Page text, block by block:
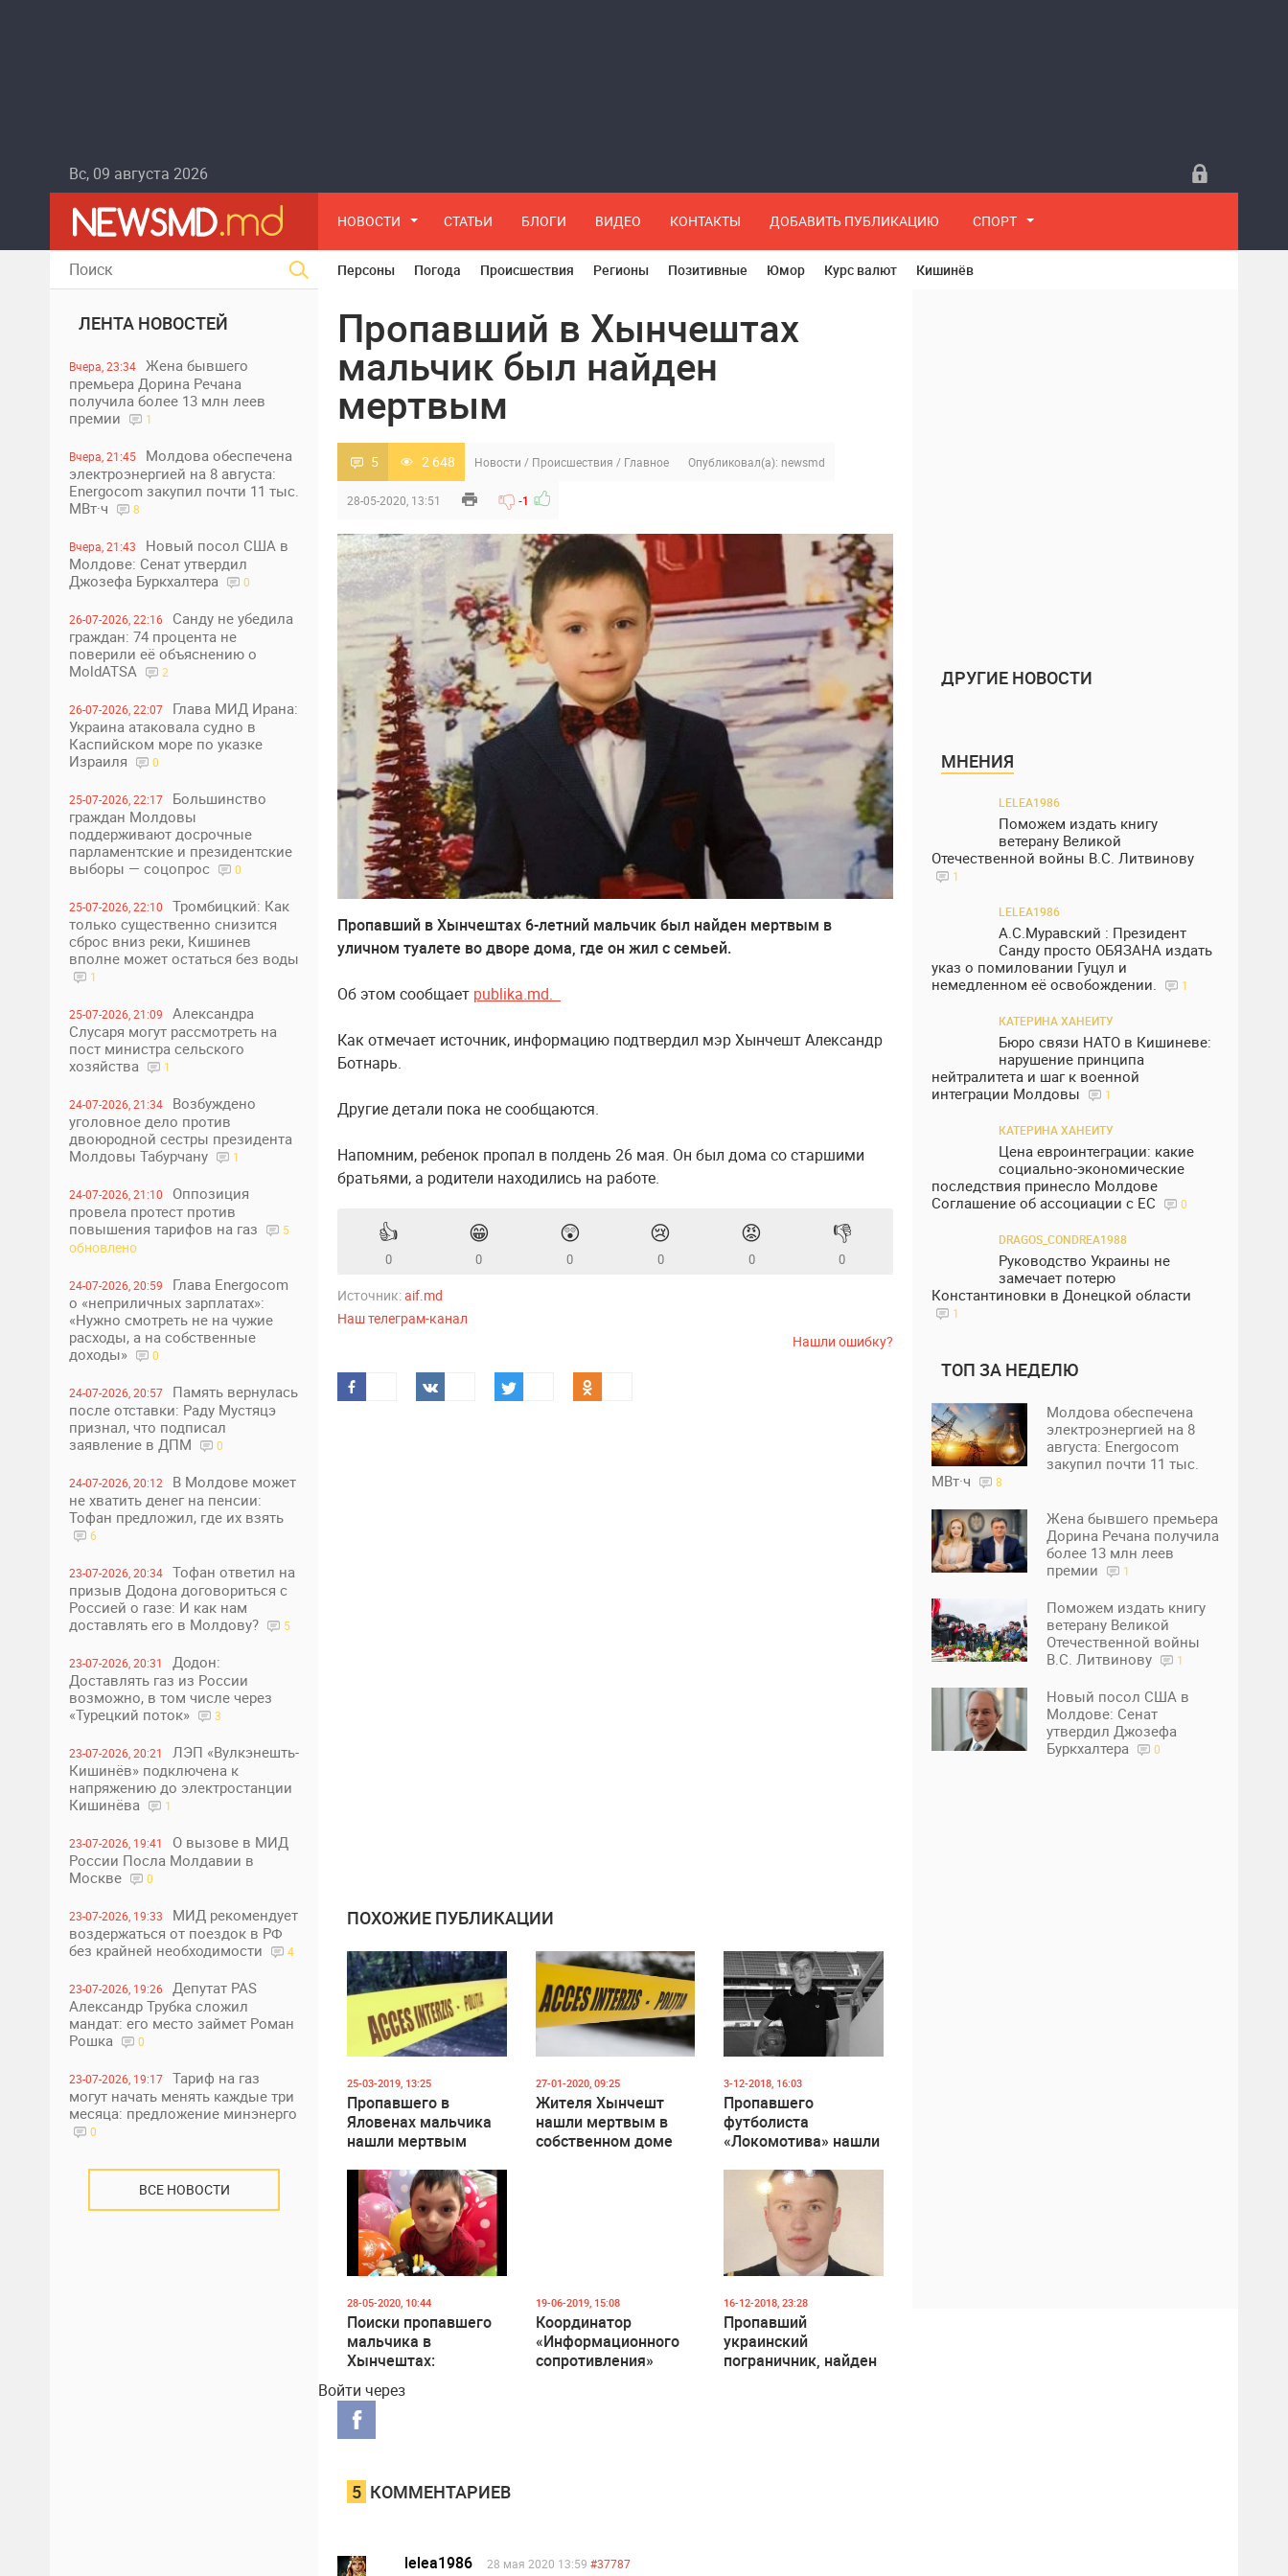
Вс, 09 августа 2026
НОВОСТИ СТАТЬИ БЛОГИ ВИДЕО КОНТАКТЫ ДОБАВИТЬ ПУБЛИКАЦИЮ СПОРТ
ЛЕНТА НОВОСТЕЙ
Вчера, 23:34
Жена бывшего
премьера Дорина Речана
получила более 13 млн леев
премии
1
Вчера, 21:45
Молдова обеспечена
электроэнергией на 8 августа:
Energocom закупил почти 11 тыс.
МВт·ч
8
Вчера, 21:43
Новый посол США в
Молдове: Сенат утвердил
Джозефа Буркхалтера
0
26-07-2026, 22:16
Санду не убедила
граждан: 74 процента не
поверили её объяснению о
MoldATSA
2
26-07-2026, 22:07
Глава МИД Ирана:
Украина атаковала судно в
Каспийском море по указке
Израиля
0
25-07-2026, 22:17
Большинство
граждан Молдовы
поддерживают досрочные
парламентские и президентские
выборы — соцопрос
0
25-07-2026, 22:10
Тромбицкий: Как
только существенно снизится
сброс вниз реки, Кишинев
вполне может остаться без воды
1
25-07-2026, 21:09
Александра
Слусаря могут рассмотреть на
пост министра сельского
хозяйства
1
24-07-2026, 21:34
Возбуждено
уголовное дело против
двоюродной сестры президента
Молдовы Табурчану
1
24-07-2026, 21:10
Оппозиция
провела протест против
повышения тарифов на газ
5
обновлено
24-07-2026, 20:59
Глава Energocom
о «неприличных зарплатах»:
«Нужно смотреть не на чужие
расходы, а на собственные
доходы»
0
24-07-2026, 20:57
Память вернулась
после отставки: Раду Мустяцэ
признал, что подписал
заявление в ДПМ
0
24-07-2026, 20:12
В Молдове может
не хватить денег на пенсии:
Тофан предложил, где их взять
6
23-07-2026, 20:34
Тофан ответил на
призыв Додона договориться с
Россией о газе: И как нам
доставлять его в Молдову?
5
23-07-2026, 20:31
Додон:
Доставлять газ из России
возможно, в том числе через
«Турецкий поток»
3
23-07-2026, 20:21
ЛЭП «Вулкэнешть-
Кишинёв» подключена к
напряжению до электростанции
Кишинёва
1
23-07-2026, 19:41
О вызове в МИД
России Посла Молдавии в
Москве
0
23-07-2026, 19:33
МИД рекомендует
воздержаться от поездок в РФ
без крайней необходимости
4
23-07-2026, 19:26
Депутат PAS
Александр Трубка сложил
мандат: его место займет Роман
Рошка
0
23-07-2026, 19:17
Тариф на газ
могут начать менять каждые три
месяца: предложение минэнерго
0
ВСЕ НОВОСТИ
Персоны Погода Происшествия Регионы Позитивные Юмор Курс валют Кишинёв
Пропавший в Хынчештах
мальчик был найден
мертвым
5 2 648 Новости / Происшествия / Главное Опубликовал(а): newsmd
28-05-2020, 13:51 -1
Пропавший в Хынчештах 6-летний мальчик был найден мертвым в
уличном туалете во дворе дома, где он жил с семьей.
Об этом сообщает publika.md.
Как отмечает источник, информацию подтвердил мэр Хынчешт Александр
Ботнарь.
Другие детали пока не сообщаются.
Напомним, ребенок пропал в полдень 26 мая. Он был дома со старшими
братьями, а родители находились на работе.
👍
0
😁
0
😲
0
😢
0
😡
0
👎
0
Источник:aif.md
Наш телеграм-канал
Нашли ошибку?
ПОХОЖИЕ ПУБЛИКАЦИИ
25-03-2019, 13:25
Пропавшего в
Яловенах мальчика
нашли мертвым
27-01-2020, 09:25
Жителя Хынчешт
нашли мертвым в
собственном доме
3-12-2018, 16:03
Пропавшего
футболиста
«Локомотива» нашли
28-05-2020, 10:44
Поиски пропавшего
мальчика в
Хынчештах:
полицейских и
волонтеров,
используются дроны
19-06-2019, 15:08
Координатор
«Информационного
сопротивления»
16-12-2018, 23:28
Пропавший
украинский
пограничник, найден
Войти через
5 КОММЕНТАРИЕВ
lelea1986 28 мая 2020 13:59 #37787
ДРУГИЕ НОВОСТИ
МНЕНИЯ
LELEA1986
Поможем издать книгу
ветерану Великой
Отечественной войны В.С. Литвинову
1
LELEA1986
А.С.Муравский : Президент
Санду просто ОБЯЗАНА издать
указ о помиловании Гуцул и
немедленном её освобождении.
1
КАТЕРИНА ХАНЕИТУ
Бюро связи НАТО в Кишиневе:
нарушение принципа
нейтралитета и шаг к военной
интеграции Молдовы
1
КАТЕРИНА ХАНЕИТУ
Цена евроинтеграции: какие
социально-экономические
последствия принесло Молдове
Соглашение об ассоциации с ЕС
0
DRAGOS_CONDREA1988
Руководство Украины не
замечает потерю
Константиновки в Донецкой области
1
ТОП ЗА НЕДЕЛЮ
Молдова обеспечена
электроэнергией на 8
августа: Energocom
закупил почти 11 тыс.
МВт·ч
8
Жена бывшего премьера
Дорина Речана получила
более 13 млн леев
премии
1
Поможем издать книгу
ветерану Великой
Отечественной войны
В.С. Литвинову
1
Новый посол США в
Молдове: Сенат
утвердил Джозефа
Буркхалтера
0